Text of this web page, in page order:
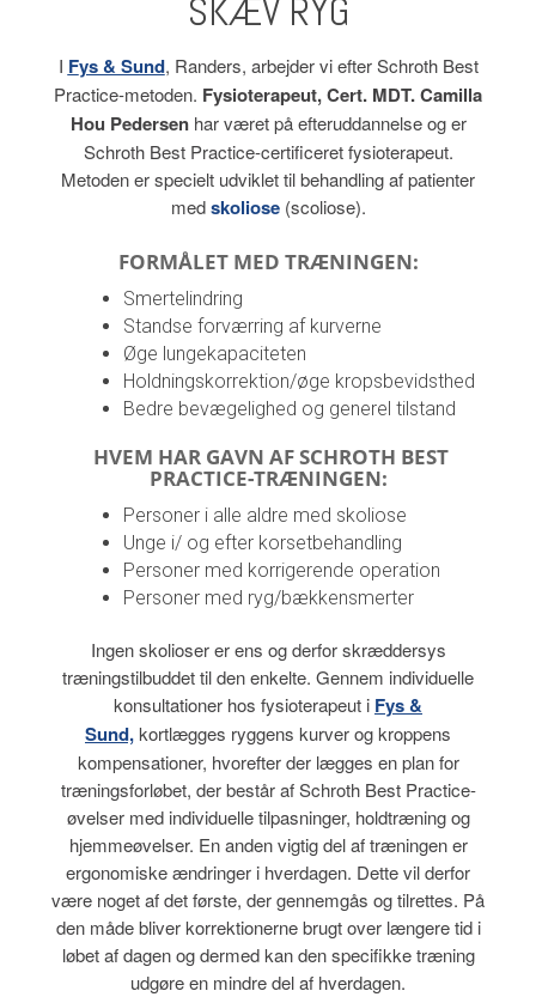
SKÆV RYG
I Fys & Sund, Randers, arbejder vi efter Schroth Best
Practice-metoden. Fysioterapeut, Cert. MDT. Camilla
Hou Pedersen har været på efteruddannelse og er
Schroth Best Practice-certificeret fysioterapeut.
Metoden er specielt udviklet til behandling af patienter
med skoliose (scoliose).
FORMÅLET MED TRÆNINGEN:
Smertelindring
Standse forværring af kurverne
Øge lungekapaciteten
Holdningskorrektion/øge kropsbevidsthed
Bedre bevægelighed og generel tilstand
HVEM HAR GAVN AF SCHROTH BEST
PRACTICE-TRÆNINGEN:
Personer i alle aldre med skoliose
Unge i/ og efter korsetbehandling
Personer med korrigerende operation
Personer med ryg/bækkensmerter
Ingen skolioser er ens og derfor skræddersys
træningstilbuddet til den enkelte. Gennem individuelle
konsultationer hos fysioterapeut i Fys &
Sund,kortlægges ryggens kurver og kroppens
kompensationer, hvorefter der lægges en plan for
træningsforløbet, der består af Schroth Best Practice-
øvelser med individuelle tilpasninger, holdtræning og
hjemmeøvelser. En anden vigtig del af træningen er
ergonomiske ændringer i hverdagen. Dette vil derfor
være noget af det første, der gennemgås og tilrettes. På
den måde bliver korrektionerne brugt over længere tid i
løbet af dagen og dermed kan den specifikke træning
udgøre en mindre del af hverdagen.